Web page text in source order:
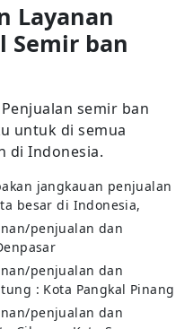
Layanan
Semir ban
semir ban
untuk di semua
di Indonesia.
jangkauan penjualan
besar di Indonesia,
penjualan dan
penjualan dan
: Kota Pangkal Pinang
penjualan dan